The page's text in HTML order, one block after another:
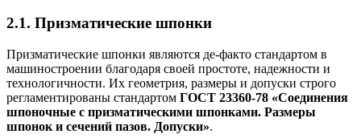
2.1. Призматические шпонки
Призматические шпонки являются де-факто стандартом в
машиностроении благодаря своей простоте, надежности и
технологичности. Их геометрия, размеры и допуски строго
регламентированы стандартом ГОСТ 23360-78 «Соединения
шпоночные с призматическими шпонками. Размеры
шпонок и сечений пазов. Допуски».